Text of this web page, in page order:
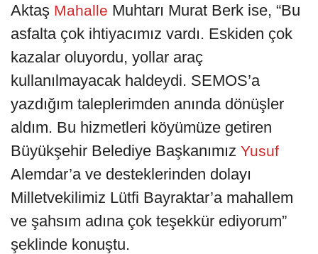
Aktaş Mahalle Muhtarı Murat Berk ise, “Bu
asfalta çok ihtiyacımız vardı. Eskiden çok
kazalar oluyordu, yollar araç
kullanılmayacak haldeydi. SEMOS’a
yazdığım taleplerimden anında dönüşler
aldım. Bu hizmetleri köyümüze getiren
Büyükşehir Belediye Başkanımız Yusuf
Alemdar’a ve desteklerinden dolayı
Milletvekilimiz Lütfi Bayraktar’a mahallem
ve şahsım adına çok teşekkür ediyorum”
şeklinde konuştu.